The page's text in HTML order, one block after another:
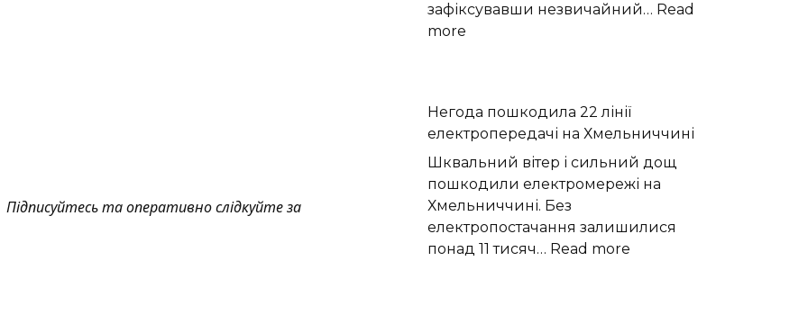
Підписуйтесь та оперативно слідкуйте за
зафіксувавши незвичайний… Read
more
слабкий
спалах
шокового
прориву
наднової
Негода пошкодила 22 лінії
електропередачі на Хмельниччині
Шквальний вітер і сильний дощ
пошкодили електромережі на
Хмельниччині. Без
електропостачання залишилися
понад 11 тисяч… Read more